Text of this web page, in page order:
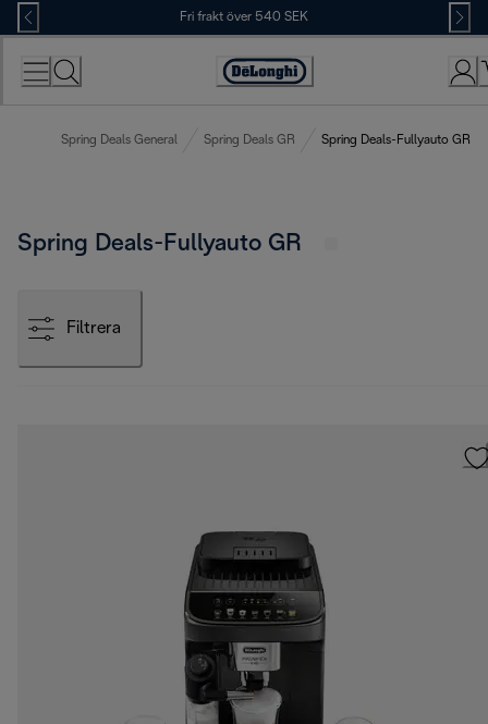
Skip
to
Content
Fri frakt över 540 SEK
Accessibility
Spring Deals General Spring Deals GR Spring Deals-Fullyauto GR
Spring Deals-Fullyauto GR
Filtrera